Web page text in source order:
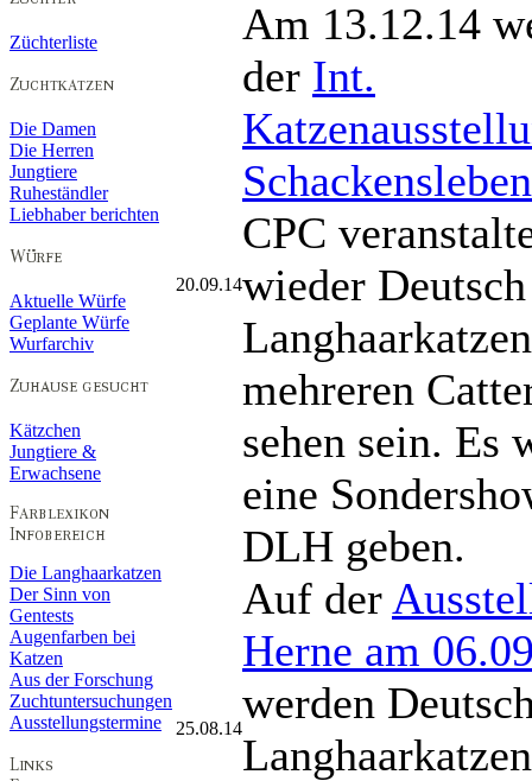
Züchterliste
Die Damen
Die Herren
Jungtiere
Ruheständler
Liebhaber berichten
Aktuelle Würfe
Geplante Würfe
Wurfarchiv
Kätzchen
Jungtiere &
Erwachsene
Die Langhaarkatzen
Der Sinn von
Gentests
Augenfarben bei
Katzen
Aus der Forschung
Zuchtuntersuchungen
Ausstellungstermine
20.09.14
Am 13.12.14
der Int.
Schackensleben
CPC
wieder Deutsch
mehreren
sehen sein. Es
eine
DLH geben.
25.08.14
Auf der
Herne am
werden